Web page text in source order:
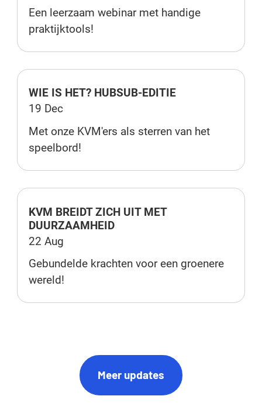
Een leerzaam webinar met handige
praktijktools!
WIE IS HET? HUBSUB-EDITIE
19 Dec
Met onze KVM'ers als sterren van het
speelbord!
KVM BREIDT ZICH UIT MET
DUURZAAMHEID
22 Aug
Gebundelde krachten voor een groenere
wereld!
Meer updates